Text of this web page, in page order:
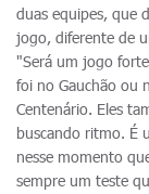
duas equipes, que
jogo, diferente de
"Será um jogo
foi no Gauchão ou
Centenário. Eles
buscando ritmo. É
nesse momento
sempre um teste